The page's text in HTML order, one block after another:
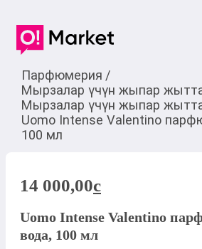
Парфюмерия /
Мырзалар үчүн жыпар
Мырзалар үчүн жыпар
Uomo Intense Valentino
100 мл
14 000,00c
Uomo Intense Valentino
вода, 100 мл